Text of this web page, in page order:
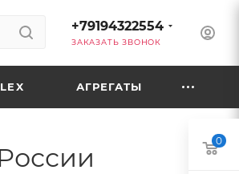
+79194322554
ЗАКАЗАТЬ ЗВОНОК
АГРЕГАТЫ
0